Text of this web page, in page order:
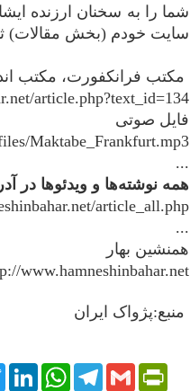
شما را به سخنان ارزنده
سایت خودم (بخش مقالات)
مکتب فرانکفورت، مکتب
article.php?text_id=134
فایل صوتی
Maktabe_Frankfurt.mp3
...
همه نوشته‌ها و ویدئوها در
article_all.php
...
همنشین بهار
www.hamneshinbahar.net
منبع:پژواک ایران
WhatsAppTelegramGmail
PrintFriendly